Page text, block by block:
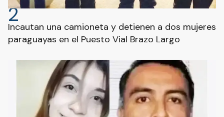
2
Incautan una camioneta y detienen a dos mujeres
paraguayas en el Puesto Vial Brazo Largo